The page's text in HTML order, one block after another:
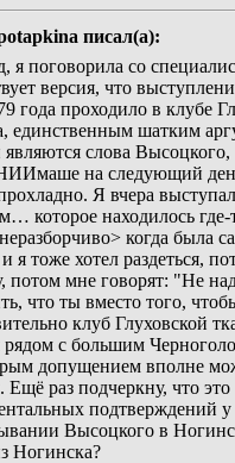
писал(а):
я поговорила со
версия, что
года проходило в клубе
единственным шатким
являются слова
на следующий
Я вчера
которое находилось
когда была
я тоже хотел раздеться,
потом мне говорят: "Не
что ты вместо того,
клуб Глуховской
рядом с большим
допущением вполне
Ещё раз подчеркну, что
подтверждений
Высоцкого в
Ногинска?